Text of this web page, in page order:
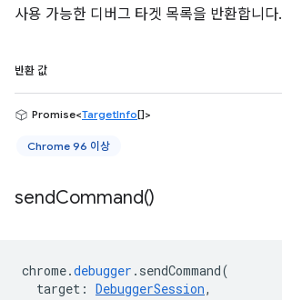
사용 가능한 디버그 타겟 목록을 반환합니다.
반환 값
Promise<TargetInfo[]>
Chrome 96 이상
sendCommand()
chrome.debugger . sendCommand(
target : DebuggerSession,